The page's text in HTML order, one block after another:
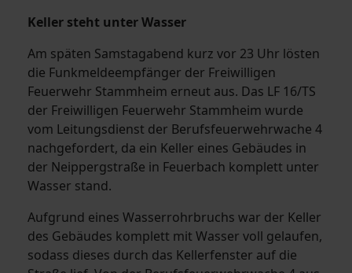
Keller steht unter Wasser
Am späten Samstagabend kurz vor 23 Uhr lösten
die Funkmeldeempfänger der Freiwilligen
Feuerwehr Stammheim erneut aus. Das LF 16/TS
der Freiwilligen Feuerwehr Stammheim wurde
vom Leitungsdienst der Berufsfeuerwehrwache 4
nachgefordert, da ein Keller eines Gebäudes in
der Neippergstraße in Feuerbach komplett unter
Wasser stand.
Aufgrund eines Wasserrohrbruchs war der Keller
des Gebäudes komplett mit Wasser voll gelaufen,
sodass dieses durch das Kellerfenster auf die